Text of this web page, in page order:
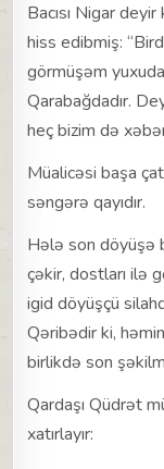
Bacısı Nigar
hiss edibmiş:
görmüşəm
Qarabağdadır.
heç bizim də
Müalicəsi başa
səngərə qayıdır.
Hələ son döyüşə
çəkir, dostları ilə
igid döyüşçü
Qəribədir ki,
birlikdə son
Qardaşı Qüdrət
xatırlayır: